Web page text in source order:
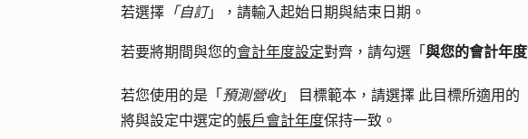
若選擇 「自訂」，請輸入起始日期與結束日期 。
若要將期間與您的會計年度設定對齊，請勾選「 與您的會計年度
若您使用的是「 預測營收」 目標範本，請選擇 此目標所適用的
將與設定中選定的帳戶會計年度保持一致。